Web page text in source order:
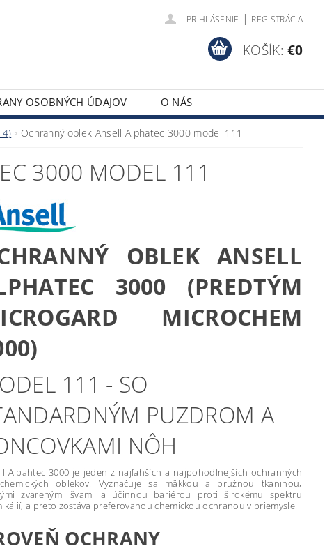
PRIHLÁSENIE | REGISTRÁCIA
KOŠÍK: €0
OSOBNÝCH ÚDAJOV
O NÁS
Ochranný oblek Ansell Alphatec 3000 model 111
3000 MODEL 111
OBLEK ANSELL
3000 (PREDTÝM
MICROCHEM
111 - SO
PUZDROM A
NÔH
Alpahtec 3000 je jeden z najľahších a najpohodlnejších ochranných
oblekov. Vyznačuje sa mäkkou a pružnou tkaninou,
zvarenými švami a účinnou bariérou proti širokému spektru
a preto zostáva preferovanou chemickou ochranou v priemysle.
OCHRANY